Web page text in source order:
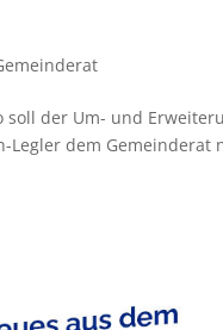
der Um- und
Legler dem